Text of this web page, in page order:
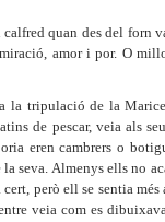
quan des del forn
amor i por. O
la tripulació de la
de pescar, veia als
eren cambrers o
la seva. Almenys ells no
però ell se sentia
veia com es